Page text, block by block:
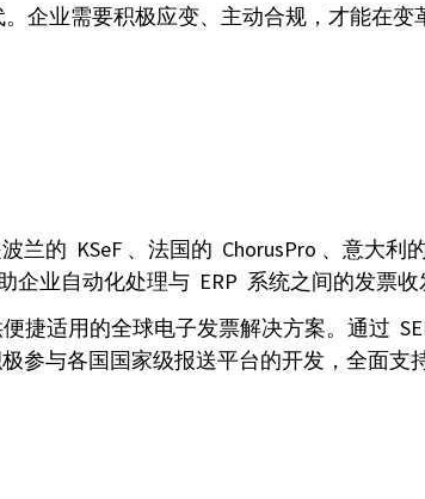
企业需要积极应变、主动合规，才能在
兰的 KSeF 、法国的 ChorusPro 、意大
业自动化处理与 ERP 系统之间的发票收
适用的全球电子发票解决方案。通过
参与各国国家级报送平台的开发，全面支